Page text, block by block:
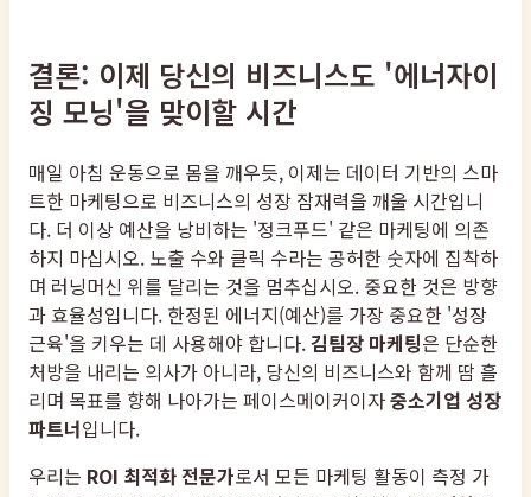
결론: 이제 당신의 비즈니스도 '에너자이
징 모닝'을 맞이할 시간
매일 아침 운동으로 몸을 깨우듯, 이제는 데이터 기반의 스마
트한 마케팅으로 비즈니스의 성장 잠재력을 깨울 시간입니
다. 더 이상 예산을 낭비하는 '정크푸드' 같은 마케팅에 의존
하지 마십시오. 노출 수와 클릭 수라는 공허한 숫자에 집착하
며 러닝머신 위를 달리는 것을 멈추십시오. 중요한 것은 방향
과 효율성입니다. 한정된 에너지(예산)를 가장 중요한 '성장
근육'을 키우는 데 사용해야 합니다.김팀장 마케팅은 단순한
처방을 내리는 의사가 아니라, 당신의 비즈니스와 함께 땀 흘
리며 목표를 향해 나아가는 페이스메이커이자중소기업 성장
파트너입니다.
우리는 ROI 최적화 전문가로서 모든 마케팅 활동이 측정 가